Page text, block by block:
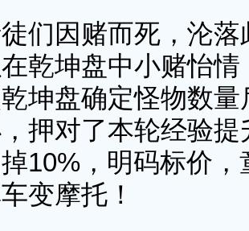
因赌而死，沦落
乾坤盘中小赌怡
坤盘确定怪物数
押对了本轮经验
10%，明码标价
变摩托！